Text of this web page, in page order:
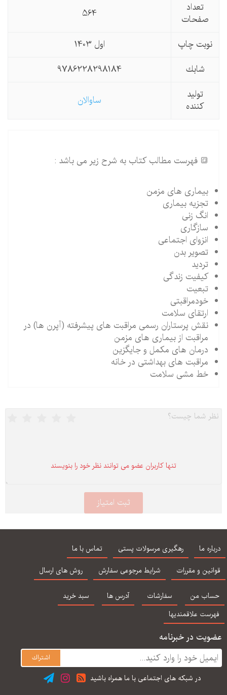
تعداد
صفحات
564
نوبت چاپ
اول 1403
شابك
9786228298184
تولید
كننده
ساوالان
🔳 فهرست مطالب کتاب به شرح زیر می باشد :
بیماری های مزمن
تجزیه بیماری
انگ زنی
سازگاری
انزوای اجتماعی
تصویر بدن
تردید
کیفیت زندگی
تبعیت
خودمراقبتی
ارتقای سلامت
نقش پرستاران رسمی مراقبت های پیشرفته (آپرن ها) در
مراقبت از بیماری های مزمن
درمان های مکمل و جایگزین
مراقبت های بهداشتی در خانه
خط مشی سلامت
تنها كاربران عضو می توانند نظر خود را بنویسند
درباره ما رهگیری مرسولات پستی
تماس با ما
قوانین و مقررات
شرایط مرجوعی سفارش روش های ارسال
حساب من سفارشات آدرس ها
سبد خرید
فهرست علاقمندیها
عضویت در خبرنامه
در شبكه های اجتماعی با ما همراه باشید